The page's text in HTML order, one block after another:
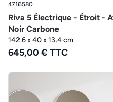
4716580
Riva 5 Électrique - Étroit -
Noir Carbone
142.6 x 40 x 13.4 cm
645,00 € TTC